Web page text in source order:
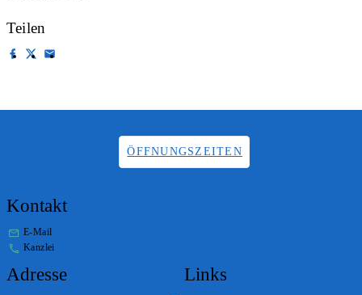
Teilen
ÖFFNUNGSZEITEN
Kontakt
E-Mail
Kanzlei
Adresse Links